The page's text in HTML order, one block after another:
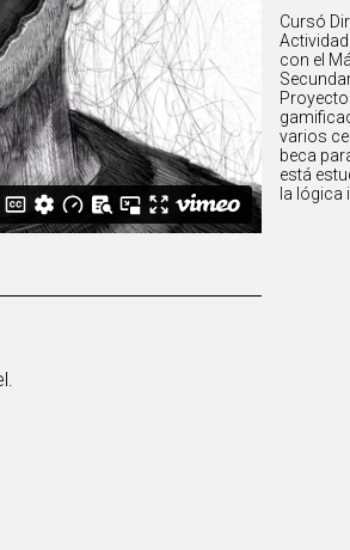
Cursó
con el
varios
beca
está
la lógica